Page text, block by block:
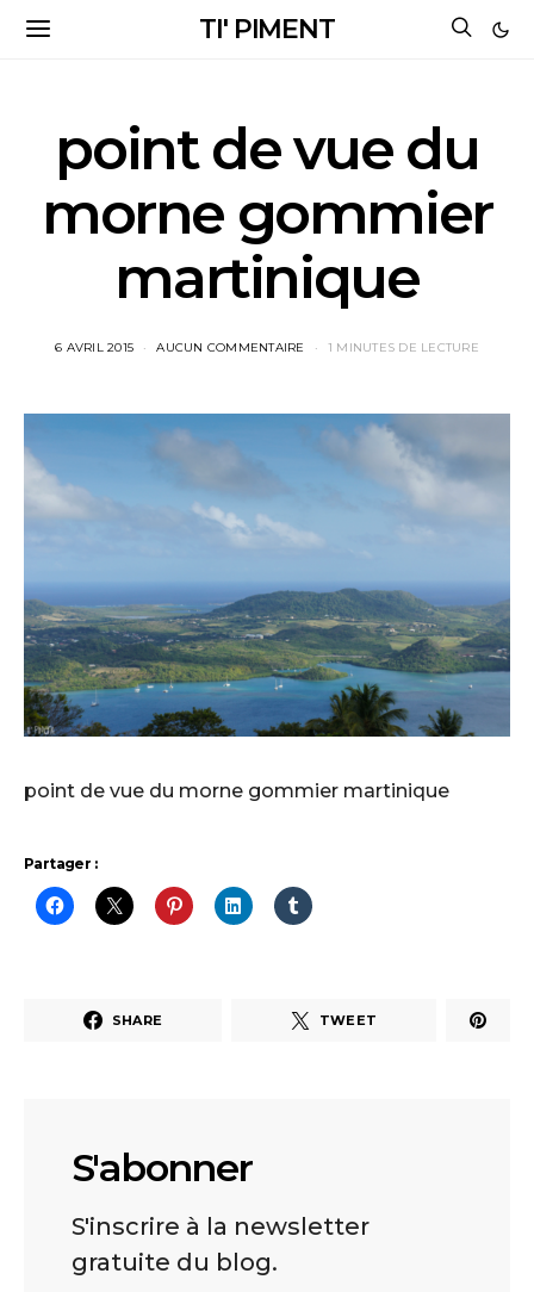
TI' PIMENT
point de vue du
morne gommier
martinique
6 AVRIL 2015 AUCUN COMMENTAIRE 1 MINUTES DE LECTURE
point de vue du morne gommier martinique
Partager :
SHARE TWEET
S'abonner
S'inscrire à la newsletter
gratuite du blog.